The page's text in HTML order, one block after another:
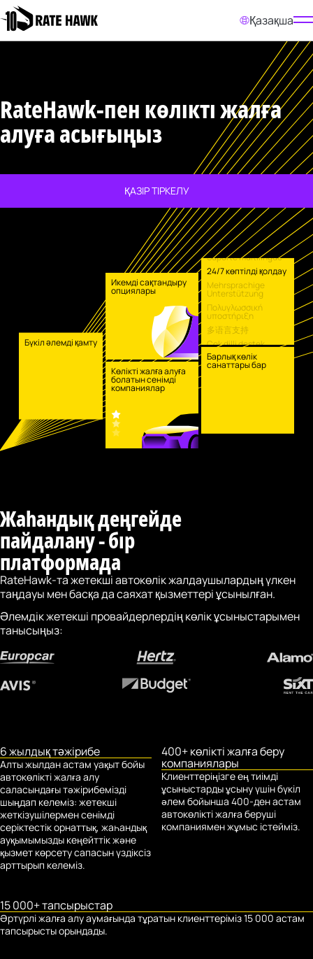
Қазақша
RateHawk-пен көлікті жалға
алуға асығыңыз
ҚАЗІР ТІРКЕЛУ
Бүкіл әлемді қамту
Икемді сақтандыру
опциялары
Suporte multilíngue
24/7 көптілді қолдау
Mehrsprachige
Unterstützung
Πολυγλωσσική
υποστήριξη
多语言支持
Çok dilli destek
Көлікті жалға алуға
болатын сенімді
компаниялар
Барлық көлік
санаттары бар
Жаһандық деңгейде
пайдалану - бір
платформада
RateHawk-та жетекші автокөлік жалдаушылардың үлкен
таңдауы мен басқа да саяхат қызметтері ұсынылған.
Әлемдік жетекші провайдерлердің көлік ұсыныстарымен
танысыңыз:
6 жылдық тәжірибе
Алты жылдан астам уақыт бойы
автокөлікті жалға алу
саласындағы тәжірибемізді
шыңдап келеміз: жетекші
жеткізушілермен сенімді
серіктестік орнаттық, жаһандық
ауқымымызды кеңейттік және
қызмет көрсету сапасын үздіксіз
арттырып келеміз.
400+ көлікті жалға беру
компаниялары
Клиенттеріңізге ең тиімді
ұсыныстарды ұсыну үшін бүкіл
әлем бойынша 400-ден астам
автокөлікті жалға беруші
компаниямен жұмыс істейміз.
15 000+ тапсырыстар
Әртүрлі жалға алу аумағында тұратын клиенттеріміз 15 000 астам
тапсырысты орындады.